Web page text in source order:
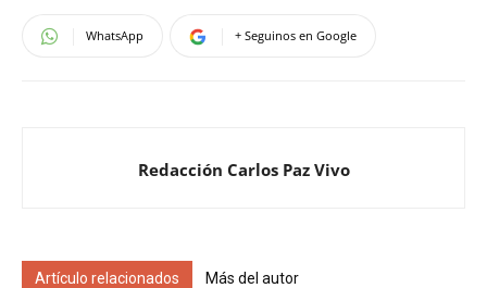
WhatsApp + Seguinos en Google
Redacción Carlos Paz Vivo
Artículo relacionados Más del autor